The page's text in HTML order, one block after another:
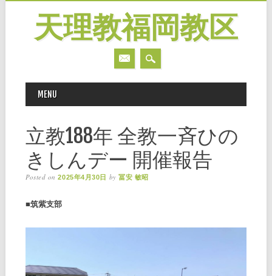
天理教福岡教区
MAIN MENU
MENU
立教188年 全教一斉ひの
きしんデー 開催報告
Posted on2025年4月30日 by冨安 敏昭
■筑紫支部